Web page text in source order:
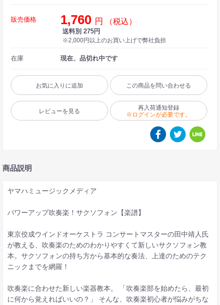
販売価格 1,760 円 （税込）
送料別 275円
※2,000円以上のお買い上げで弊社負担
在庫 現在、品切れ中です
お気に入りに追加 この商品を問い合わせる
レビューを見る
再入荷通知登録
※ログインが必要です。
商品説明
ヤマハミュージックメディア
パワーアップ吹奏楽！サクソフォン【楽譜】
東京佼成ウインドオーケストラ コンサートマスターの田中靖人氏
が教える、吹奏楽のためのわかりやすくて新しいサクソフォン教
本。サクソフォンの持ち方から基本的な奏法、上達のためのテク
ニックまでを網羅！
吹奏楽に合わせた新しい楽器教本。 「吹奏楽部を始めたら、最初
に何から覚えればいいの？」 そんな、吹奏楽初心者が悩みがちな